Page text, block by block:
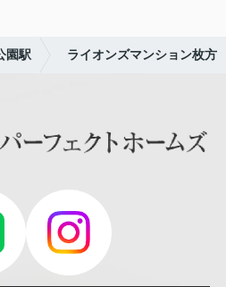
園駅 ライオンズマンション枚方